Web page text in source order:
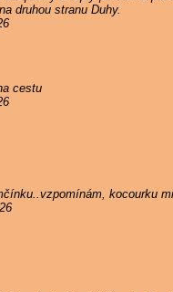
druhou stranu Duhy.
cestu
kocourku